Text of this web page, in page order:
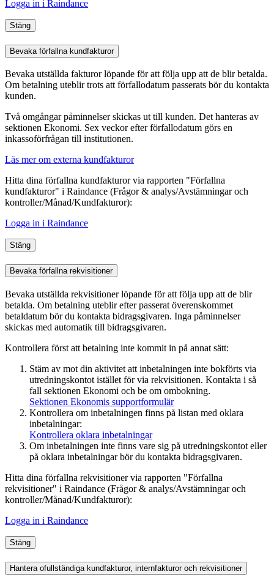
Logga in i Raindance
Stäng
Bevaka förfallna kundfakturor
Bevaka utställda fakturor löpande för att följa upp att de blir betalda.
Om betalning uteblir trots att förfallodatum passerats bör du kontakta
kunden.
Två omgångar påminnelser skickas ut till kunden. Det hanteras av
sektionen Ekonomi. Sex veckor efter förfallodatum görs en
inkassoförfrågan till institutionen.
Läs mer om externa kundfakturor
Hitta dina förfallna kundfakturor via rapporten "Förfallna
kundfakturor" i Raindance (Frågor & analys/Avstämningaroch
kontroller/Månad/Kundfakturor):
Logga in i Raindance
Stäng
Bevaka förfallna rekvisitioner
Bevaka utställda rekvisitioner löpande för att följa upp att de blir
betalda. Om betalning uteblir efter passerat överenskommet
betaldatum bör du kontakta bidragsgivaren. Inga påminnelser
skickas med automatik till bidragsgivaren.
Kontrollera först att betalning inte kommit in på annat sätt:
Stäm av mot din aktivitet att inbetalningen inte bokförts via
utredningskontot istället för via rekvisitionen. Kontakta i så
fall sektionen Ekonomi och be om ombokning.
Sektionen Ekonomis supportformulär
Kontrollera om inbetalningen finns på listan med oklara
inbetalningar:
Kontrollera oklara inbetalningar
Om inbetalningen inte finns vare sig på utredningskontot eller
på oklara inbetalningar bör du kontakta bidragsgivaren.
Hitta dina förfallna rekvisitioner via rapporten "Förfallna
rekvisitioner" i Raindance (Frågor & analys/Avstämningaroch
kontroller/Månad/Kundfakturor):
Logga in i Raindance
Stäng
Hantera ofullständiga kundfakturor, internfakturor och rekvisitioner